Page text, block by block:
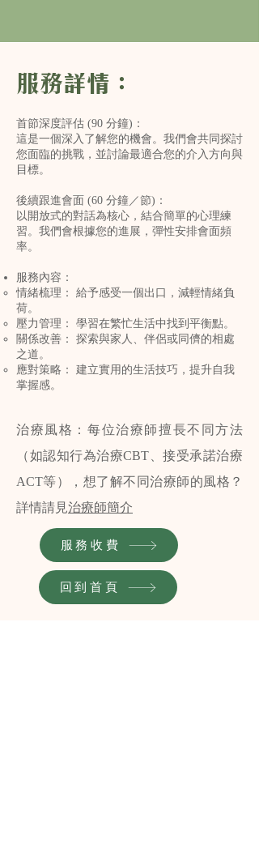
服務詳情：
首節深度評估 (90 分鐘)：
這是一個深入了解您的機會。我們會共同探討
您面臨的挑戰，並討論最適合您的介入方向與
目標。
後續跟進會面 (60 分鐘／節)：
以開放式的對話為核心，結合簡單的心理練
習。我們會根據您的進展，彈性安排會面頻
率。
服務內容：
情緒梳理： 給予感受一個出口，減輕情緒負
荷。
壓力管理： 學習在繁忙生活中找到平衡點。
關係改善： 探索與家人、伴侶或同儕的相處
之道。
應對策略： 建立實用的生活技巧，提升自我
掌握感。
治療風格：每位治療師擅長不同方法
（如認知行為治療CBT、接受承諾治療
ACT等），想了解不同治療師的風格？
詳情請見治療師簡介
服務收費
回到首頁